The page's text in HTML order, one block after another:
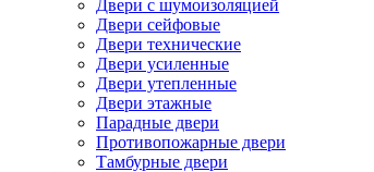
Двери с шумоизоляцией
Двери сейфовые
Двери технические
Двери усиленные
Двери утепленные
Двери этажные
Парадные двери
Противопожарные двери
Тамбурные двери